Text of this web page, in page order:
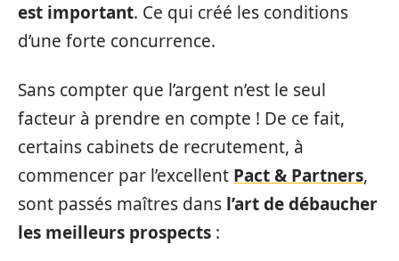
est important. Ce qui créé les conditions
d’une forte concurrence.
Sans compter que l’argent n’est le seul
facteur à prendre en compte ! De ce fait,
certains cabinets de recrutement, à
commencer par l’excellent Pact & Partners,
sont passés maîtres dans l’art de débaucher
les meilleurs prospects :